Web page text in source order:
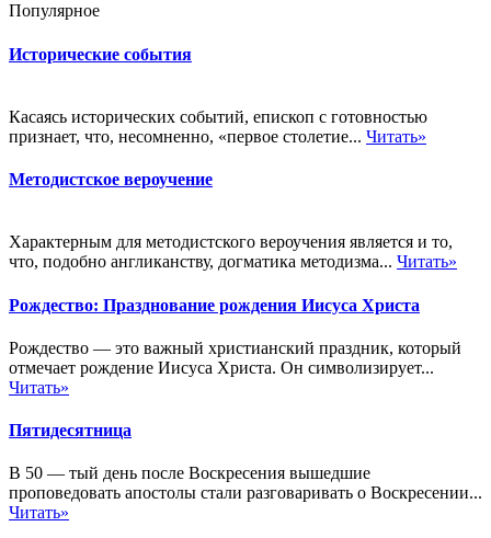
Популярное
Исторические события
Касаясь исторических событий, епископ с готовностью
признает, что, несомненно, «первое столетие... Читать»
Методистское вероучение
Характерным для методистского вероучения является и то,
что, подобно англиканству, догматика методизма... Читать»
Рождество: Празднование рождения Иисуса Христа
Рождество — это важный христианский праздник, который
отмечает рождение Иисуса Христа. Он символизирует...
Читать»
Пятидесятница
В 50 — тый день после Воскресения вышедшие
проповедовать апостолы стали разговаривать о Воскресении...
Читать»